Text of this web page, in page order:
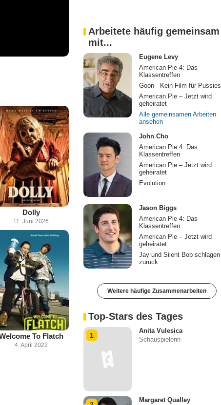
Dolly
11. Juni 2026
To Flatch
4. April 2022
Arbeitete häufig gemeinsam
mit...
Eugene Levy
American Pie 4: Das
Klassentreffen
Goon - Kein Film für Pussies
American Pie – Jetzt wird
geheiratet
Alle gemeinsamen Arbeiten
ansehen
John Cho
American Pie 4: Das
Klassentreffen
American Pie – Jetzt wird
geheiratet
Evolution
Jason Biggs
American Pie 4: Das
Klassentreffen
American Pie – Jetzt wird
geheiratet
Jay und Silent Bob schlagen
zurück
Weitere häufige Zusammenarbeiten
Top-Stars des Tages
1
Anita Vulesica
Schauspielerin
Margaret Qualley